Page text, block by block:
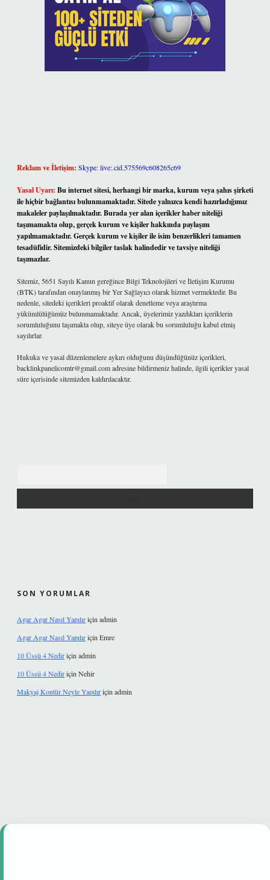
Reklam ve İletişim: Skype: live:.cid.575569c608265c69
Yasal Uyarı: Bu internet sitesi, herhangi bir marka, kurum veya şahıs şirketi
ile hiçbir bağlantısı bulunmamaktadır. Sitede yalnızca kendi hazırladığımız
makaleler paylaşılmaktadır. Burada yer alan içerikler haber niteliği
taşımamakta olup, gerçek kurum ve kişiler hakkında paylaşım
yapılmamaktadır. Gerçek kurum ve kişiler ile isim benzerlikleri tamamen
tesadüfidir. Sitemizdeki bilgiler taslak halindedir ve tavsiye niteliği
taşımazlar.
Sitemiz, 5651 Sayılı Kanun gereğince Bilgi Teknolojileri ve İletişim Kurumu
(BTK) tarafından onaylanmış bir Yer Sağlayıcı olarak hizmet vermektedir. Bu
nedenle, sitedeki içerikleri proaktif olarak denetleme veya araştırma
yükümlülüğümüz bulunmamaktadır. Ancak, üyelerimiz yazdıkları içeriklerin
sorumluluğunu taşımakta olup, siteye üye olarak bu sorumluluğu kabul etmiş
sayılırlar.
Hukuka ve yasal düzenlemelere aykırı olduğunu düşündüğünüz içerikleri,
backlinkpanelicomtr@gmail.comadresine bildirmeniz halinde, ilgili içerikler yasal
süre içerisinde sitemizden kaldırılacaktır.
SON YORUMLAR
Agar Agar Nasıl Yapılıriçin admin
Agar Agar Nasıl Yapılıriçin Emre
10 Üssü 4 Nediriçin admin
10 Üssü 4 Nediriçin Nehir
Makyaj Kontür Neyle Yapılıriçin admin
mi